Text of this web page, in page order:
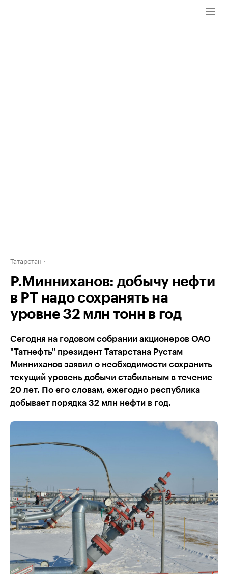
Татарстан
Р.Минниханов: добычу нефти
в РТ надо сохранять на
уровне 32 млн тонн в год
Сегодня на годовом собрании акционеров ОАО
"Татнефть" президент Татарстана Рустам
Минниханов заявил о необходимости сохранить
текущий уровень добычи стабильным в течение
20 лет. По его словам, ежегодно республика
добывает порядка 32 млн нефти в год.